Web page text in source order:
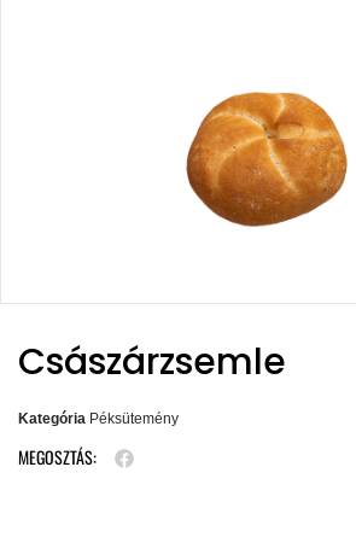
Császárzsemle
Kategória Péksütemény
MEGOSZTÁS: